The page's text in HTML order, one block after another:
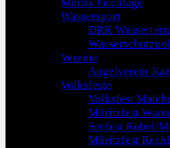
Wassersport
DRK
Vereine
Angelverein
Volksfeste
Volksfest
Müritzfest
Seefest Röbel/
Müritzfest